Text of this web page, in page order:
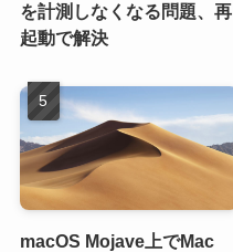
を計測しなくなる問題、再
起動で解決
macOS Mojave上でMac